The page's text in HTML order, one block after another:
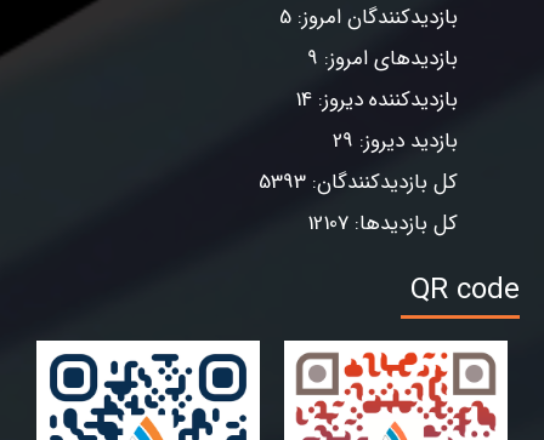
بازدیدکنندگان امروز: 5
بازدیدهای امروز: 9
بازدیدکننده دیروز: 14
بازدید دیروز: 29
کل بازدیدکنندگان: 5393
کل بازدیدها: 12107
QR code